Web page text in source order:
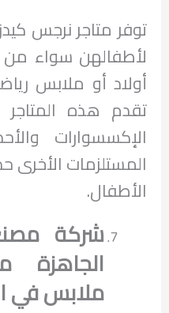
توفر متاجر نرجس
لأطفالهن سواء
أولاد أو ملابس
تقدم هذه
الإكسسوارات
المستلزمات الأخرى
الأطفال.
شركة
ملابس في